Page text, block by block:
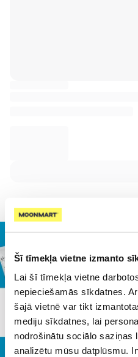
Šī tīmekļa vietne izmanto
Lai šī tīmekļa vietne
nepieciešamās sīkdatnes.
šajā vietnē var tikt
mediju sīkdatnes, lai
nodrošinātu sociālo saziņas
analizētu mūsu datplūsmu.